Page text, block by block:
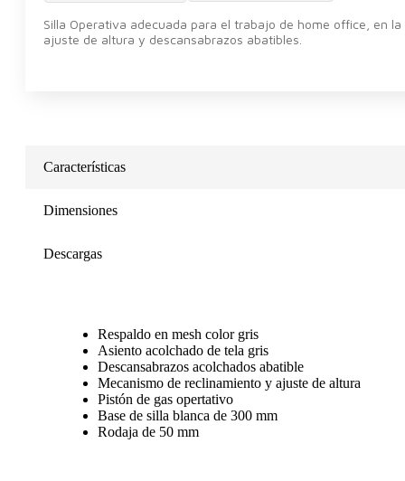
Silla Operativa adecuada para el trabajo de home office, en
ajuste de altura y descansabrazos abatibles.
Características
Dimensiones
Descargas
Respaldo en mesh color gris
Asiento acolchado de tela gris
Descansabrazos acolchados abatible
Mecanismo de reclinamiento y ajuste de altura
Pistón de gas opertativo
Base de silla blanca de 300 mm
Rodaja de 50 mm